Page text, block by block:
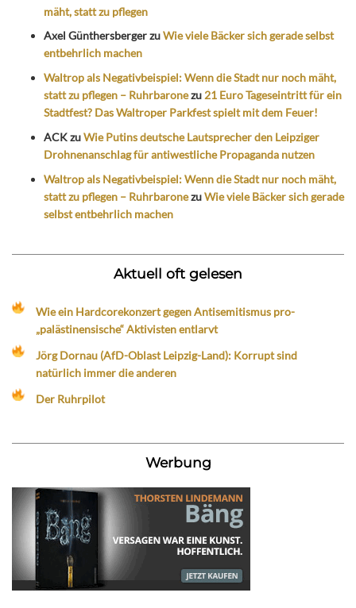
mäht, statt zu pflegen
Axel GünthersbergerzuWie viele Bäcker sich gerade selbst
entbehrlich machen
Waltrop als Negativbeispiel: Wenn die Stadt nur noch mäht,
statt zu pflegen – Ruhrbaronezu 21 Euro Tageseintritt für ein
Stadtfest? Das Waltroper Parkfest spielt mit dem Feuer!
ACKzuWie Putins deutsche Lautsprecher den Leipziger
Drohnenanschlag für antiwestliche Propaganda nutzen
Waltrop als Negativbeispiel: Wenn die Stadt nur noch mäht,
statt zu pflegen – RuhrbaronezuWie viele Bäcker sich gerade
selbst entbehrlich machen
Aktuell oft gelesen
Wie ein Hardcorekonzert gegen Antisemitismus pro-
„palästinensische“ Aktivisten entlarvt
Jörg Dornau (AfD-Oblast Leipzig-Land): Korrupt sind
natürlich immer die anderen
Der Ruhrpilot
Werbung